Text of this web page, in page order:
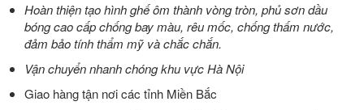
Hoàn thiện tạo hình ghế ôm thành vòng tròn, phủ sơn dầu
bóng cao cấp chống bay màu, rêu mốc, chống thấm nước,
đảm bảo tính thẩm mỹ và chắc chắn.
Vận chuyển nhanh chóng khu vực Hà Nội
Giao hàng tận nơi các tỉnh Miền Bắc